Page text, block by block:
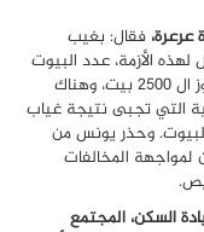
فقال: بغيب
الأزمة، عدد البيوت
غير المرخصة في عرعرة على سبيل المثال يتجاوز ال 2500 بيت، وهناك
التي تجبى نتيجة غياب
وحذر يونس من
المخالفات
السكن، المجتمع